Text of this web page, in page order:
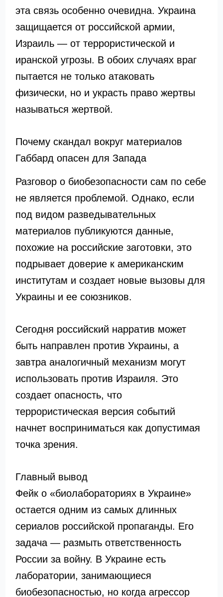
эта связь особенно очевидна. Украина
защищается от российской армии,
Израиль — от террористической и
иранской угрозы. В обоих случаях враг
пытается не только атаковать
физически, но и украсть право жертвы
называться жертвой.
Почему скандал вокруг материалов
Габбард опасен для Запада
Разговор о биобезопасности сам по себе
не является проблемой. Однако, если
под видом разведывательных
материалов публикуются данные,
похожие на российские заготовки, это
подрывает доверие к американским
институтам и создает новые вызовы для
Украины и ее союзников.
Сегодня российский нарратив может
быть направлен против Украины, а
завтра аналогичный механизм могут
использовать против Израиля. Это
создает опасность, что
террористическая версия событий
начнет восприниматься как допустимая
точка зрения.
Главный вывод
Фейк о «биолабораториях в Украине»
остается одним из самых длинных
сериалов российской пропаганды. Его
задача — размыть ответственность
России за войну. В Украине есть
лаборатории, занимающиеся
биобезопасностью, но когда агрессор